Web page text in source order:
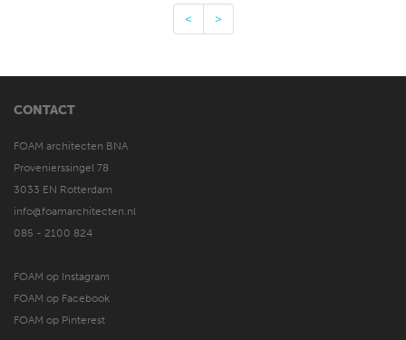
< >
CONTACT
FOAM architecten BNA
Provenierssingel 78
3033 EN Rotterdam
info@foamarchitecten.nl
085 - 2100 824
FOAM op Instagram
FOAM op Facebook
FOAM op Pinterest